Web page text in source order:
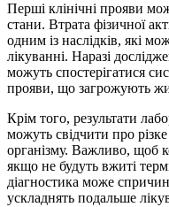
Перші клінічні прояви
стани. Втрата фізичної
одним із наслідків, які
лікуванні. Наразі
можуть спостерігатися
прояви, що загрожують
Крім того, результати
можуть свідчити про
організму. Важливо, щоб
якщо не будуть вжиті
діагностика може
ускладнять подальше